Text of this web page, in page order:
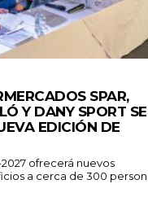
SPAR,
Y DANY SPORT SE
EDICIÓN DE
ofrecerá nuevos
a cerca de 300